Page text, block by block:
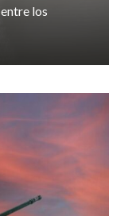
los